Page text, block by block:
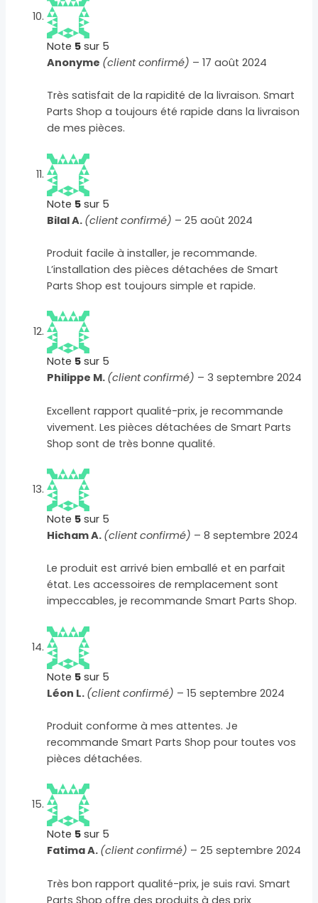
Note 5 sur 5
Anonyme (client confirmé) – 17 août 2024
Très satisfait de la rapidité de la livraison. Smart
Parts Shop a toujours été rapide dans la livraison
de mes pièces.
Note 5 sur 5
Bilal A. (client confirmé) – 25 août 2024
Produit facile à installer, je recommande.
L’installation des pièces détachées de Smart
Parts Shop est toujours simple et rapide.
Note 5 sur 5
Philippe M. (client confirmé) – 3 septembre 2024
Excellent rapport qualité-prix, je recommande
vivement. Les pièces détachées de Smart Parts
Shop sont de très bonne qualité.
Note 5 sur 5
Hicham A. (client confirmé) – 8 septembre 2024
Le produit est arrivé bien emballé et en parfait
état. Les accessoires de remplacement sont
impeccables, je recommande Smart Parts Shop.
Note 5 sur 5
Léon L. (client confirmé) – 15 septembre 2024
Produit conforme à mes attentes. Je
recommande Smart Parts Shop pour toutes vos
pièces détachées.
Note 5 sur 5
Fatima A. (client confirmé) – 25 septembre 2024
Très bon rapport qualité-prix, je suis ravi. Smart
Parts Shop offre des produits à des prix